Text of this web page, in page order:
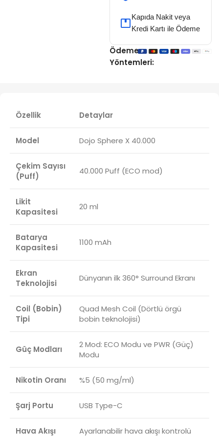
Kapıda Nakit veya
Kredi Kartı ile Ödeme
Ödeme
Yöntemleri:
Özellik Detaylar
Model Dojo Sphere X 40.000
Çekim Sayısı
(Puff)
40.000 Puff (ECO mod)
Likit
Kapasitesi
20 ml
Batarya
Kapasitesi
1100 mAh
Ekran
Teknolojisi
Dünyanın ilk 360° Surround Ekranı
Coil (Bobin)
Tipi
Quad Mesh Coil (Dörtlü örgü
bobin teknolojisi)
Güç Modları
2 Mod: ECO Modu ve PWR (Güç)
Modu
Nikotin Oranı %5 (50 mg/ml)
Şarj Portu USB Type-C
Hava Akışı Ayarlanabilir hava akışı kontrolü